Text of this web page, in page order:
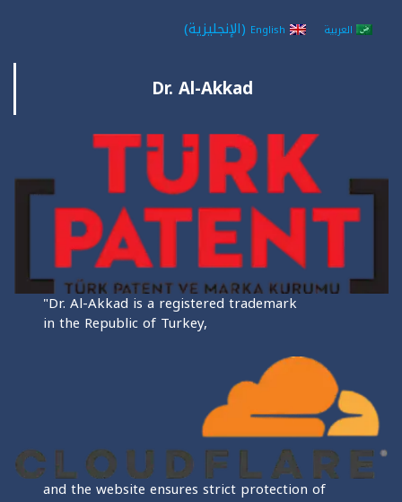
العربية English
(الإنجليزية)
Dr. Al-Akkad
"Dr. Al-Akkad is a registered trademark
in the Republic of Turkey,
and the website ensures strict protection of